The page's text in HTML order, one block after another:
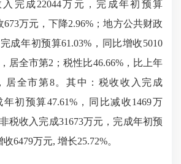
完成22044万元，完成年初预算
673万元，下降2.96%；地方公共财政
成年初预算61.03%，同比增收5010
居全市第2；税性比46.66%，比上年
居全市第8。其中：税收收入完成
年初预算47.61%，同比减收1469万
税收入完成31673万元，完成年初预
6479万元, 增长25.72%。